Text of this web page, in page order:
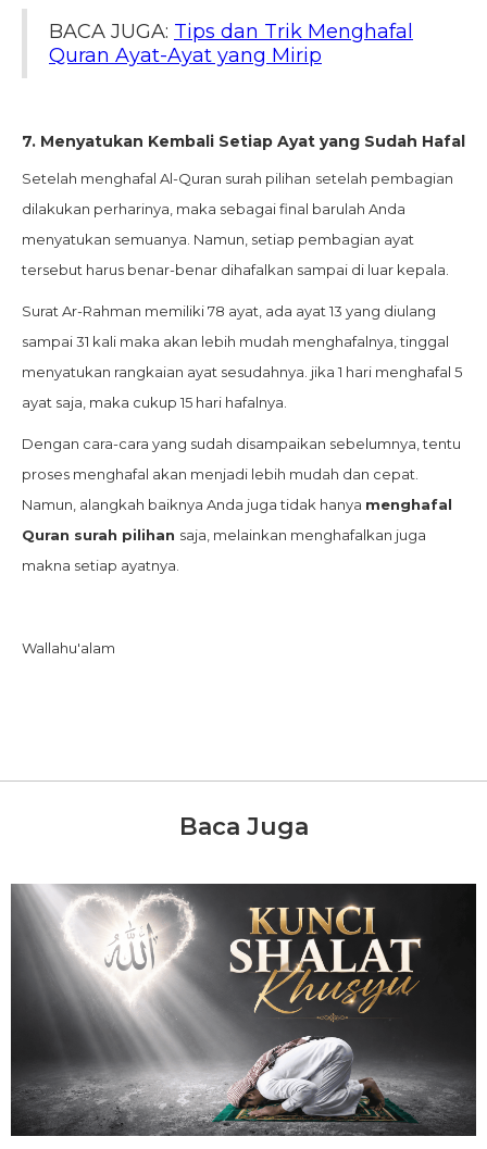
BACA JUGA: Tips dan Trik Menghafal
Quran Ayat-Ayat yang Mirip
7. Menyatukan Kembali Setiap Ayat yang Sudah Hafal
Setelah menghafal Al-Quran surah pilihan setelah pembagian
dilakukan perharinya, maka sebagai final barulah Anda
menyatukan semuanya. Namun, setiap pembagian ayat
tersebut harus benar-benar dihafalkan sampai di luar kepala.
Surat Ar-Rahman memiliki 78 ayat, ada ayat 13 yang diulang
sampai 31 kali maka akan lebih mudah menghafalnya, tinggal
menyatukan rangkaian ayat sesudahnya. jika 1 hari menghafal 5
ayat saja, maka cukup 15 hari hafalnya.
Dengan cara-cara yang sudah disampaikan sebelumnya, tentu
proses menghafal akan menjadi lebih mudah dan cepat.
Namun, alangkah baiknya Anda juga tidak hanya menghafal
Quran surah pilihan saja, melainkan menghafalkan juga
makna setiap ayatnya.
Wallahu'alam
Baca Juga